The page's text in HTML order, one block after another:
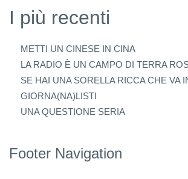
I più recenti
METTI UN CINESE IN CINA
LA RADIO È UN CAMPO DI TERRA
SE HAI UNA SORELLA RICCA CHE VA
GIORNA(NA)LISTI
UNA QUESTIONE SERIA
Footer Navigation